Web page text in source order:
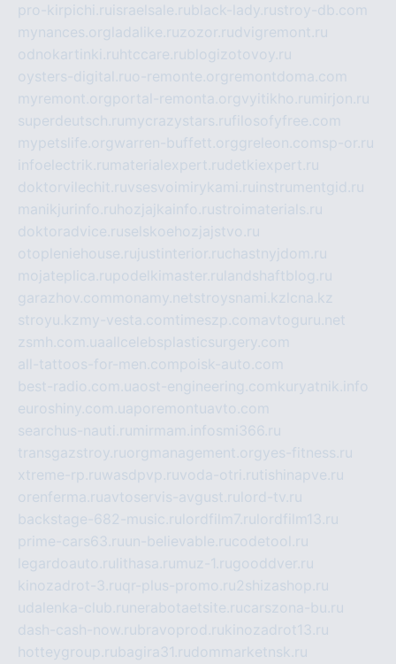
pro-kirpichi.ru israelsale.rublack-lady.rustroy-db.com
mynances.org ladalike.ruzozor.rudvigremont.ru
odnokartinki.ru htccare.rublogizotovoy.ru
oysters-digital.ruo-remonte.org remontdoma.com
myremont.org portal-remonta.orgvyitikho.ru mirjon.ru
superdeutsch.ru mycrazystars.rufilosofyfree.com
mypetslife.orgwarren-buffett.orggreleon.comsp-or.ru
infoelectrik.ru materialexpert.rudetkiexpert.ru
doktorvilechit.ruvsesvoimirykami.ru instrumentgid.ru
manikjurinfo.ru hozjajkainfo.rustroimaterials.ru
doktoradvice.ruselskoehozjajstvo.ru
otopleniehouse.ru justinterior.ruchastnyjdom.ru
mojateplica.rupodelkimaster.ru landshaftblog.ru
garazhov.com monamy.netstroysnami.kz lcna.kz
stroyu.kz my-vesta.com timeszp.comavtoguru.net
zsmh.com.uaallcelebsplasticsurgery.com
all-tattoos-for-men.com poisk-auto.com
best-radio.com.uaost-engineering.com kuryatnik.info
euroshiny.com.ua poremontuavto.com
searchus-nauti.ru mirmam.infosmi366.ru
transgazstroy.ruorgmanagement.orgyes-fitness.ru
xtreme-rp.ruwasdpvp.ruvoda-otri.rutishinapve.ru
orenferma.ruavtoservis-avgust.ru lord-tv.ru
backstage-682-music.ru lordfilm7.ru lordfilm13.ru
prime-cars63.ruun-believable.rucodetool.ru
legardoauto.ru lithasa.ru muz-1.rugooddver.ru
kinozadrot-3.ruqr-plus-promo.ru2shizashop.ru
udalenka-club.ru nerabotaetsite.rucarszona-bu.ru
dash-cash-now.rubravoprod.rukinozadrot13.ru
hotteygroup.rubagira31.rudommarketnsk.ru